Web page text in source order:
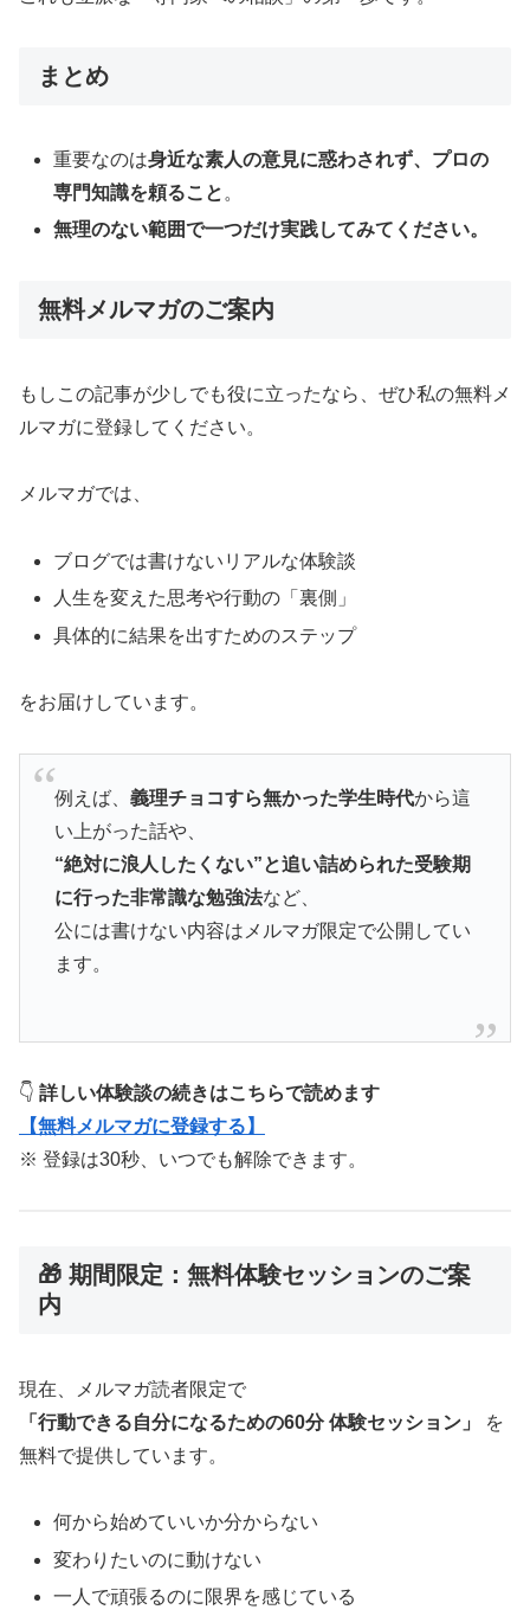
まとめ
重要なのは身近な素人の意見に惑わされず、プロの
専門知識を頼ること 。
無理のない範囲で一つだけ実践してみてください。
無料メルマガのご案内
もしこの記事が少しでも役に立ったなら、ぜひ私の無料メ
ルマガに登録してください。
メルマガでは、
ブログでは書けないリアルな体験談
人生を変えた思考や行動の「裏側」
具体的に結果を出すためのステップ
をお届けしています。
例えば、 義理チョコすら無かった学生時代から這
い上がった話や、
“絶対に浪人したくない”と追い詰められた受験期
に行った非常識な勉強法など、
公には書けない内容はメルマガ限定で公開してい
ます。
👇 詳しい体験談の続きはこちらで読めます
【無料メルマガに登録する】
※ 登録は30秒、いつでも解除できます。
🎁 期間限定：無料体験セッションのご案
内
現在、メルマガ読者限定で
「行動できる自分になるための60分 体験セッション」
を
無料で提供しています。
何から始めていいか分からない
変わりたいのに動けない
一人で頑張るのに限界を感じている